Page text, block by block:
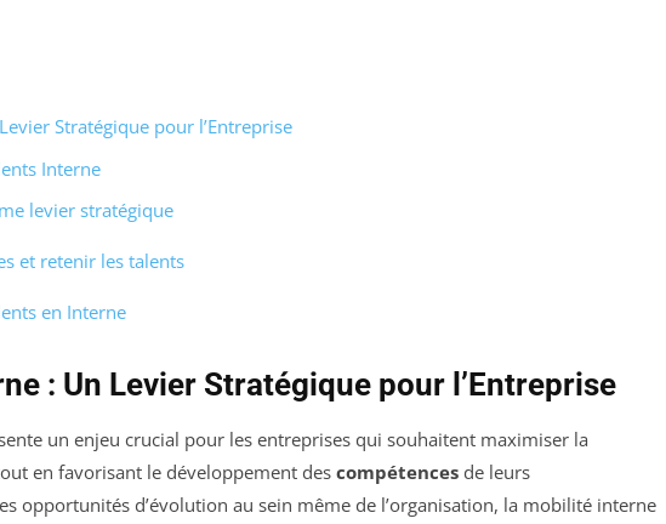
Stratégique pour l’Entreprise
Interne
levier stratégique
et retenir les talents
en Interne
: Un Levier Stratégique pour l’Entreprise
un enjeu crucial pour les entreprises qui souhaitent maximiser la
en favorisant le développement des compétences de leurs
opportunités d’évolution au sein même de l’organisation, la mobilité interne